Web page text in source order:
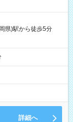
県)駅から徒歩5分
詳細へ